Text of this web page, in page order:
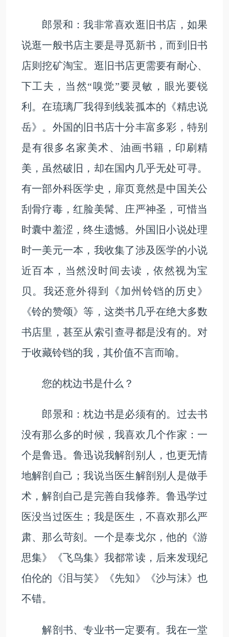
郎景和：我非常喜欢逛旧书店，如果
说逛一般书店主要是寻觅新书，而到旧书
店则挖矿淘宝。逛旧书店更需要有耐心、
下工夫，当然“嗅觉”要灵敏，眼光要锐
利。在琉璃厂我得到线装孤本的《精忠说
岳》。外国的旧书店十分丰富多彩，特别
是有很多名家美术、油画书籍，印刷精
美，虽然破旧，却在国内几乎无处可寻。
有一部外科医学史，扉页竟然是中国关公
刮骨疗毒，红脸美髯、庄严神圣，可惜当
时囊中羞涩，终生遗憾。外国旧小说处理
时一美元一本，我收集了涉及医学的小说
近百本，当然没时间去读，依然视为宝
贝。我还意外得到《加州铃铛的历史》
《铃的赞颂》等，这类书几乎在绝大多数
书店里，甚至从索引查寻都是没有的。对
于收藏铃铛的我，其价值不言而喻。
您的枕边书是什么？
郎景和：枕边书是必须有的。过去书
没有那么多的时候，我喜欢几个作家：一
个是鲁迅。鲁迅说我解剖别人，也更无情
地解剖自己；我说当医生解剖别人是做手
术，解剖自己是完善自我修养。鲁迅学过
医没当过医生；我是医生，不喜欢那么严
肃、那么苛刻。一个是泰戈尔，他的《游
思集》《飞鸟集》我都常读，后来发现纪
伯伦的《泪与笑》《先知》《沙与沫》也
不错。
解剖书、专业书一定要有。我在一堂